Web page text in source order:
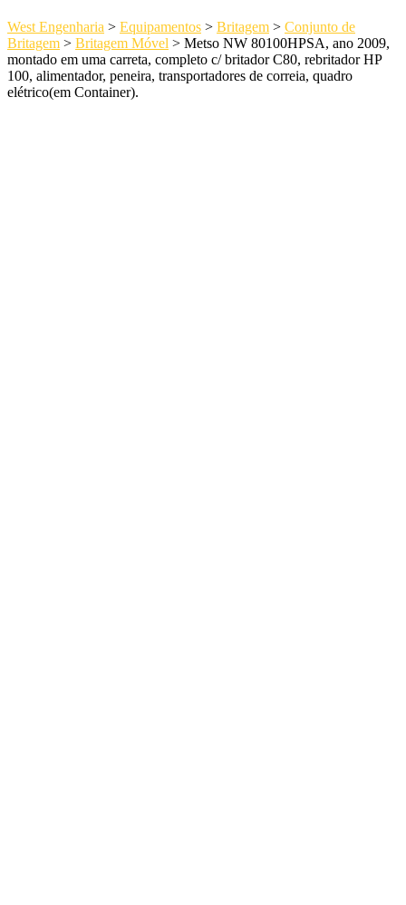
West Engenharia > Equipamentos > Britagem > Conjunto de
Britagem > Britagem Móvel > Metso NW 80100HPSA, ano 2009,
montado em uma carreta, completo c/ britador C80, rebritador HP
100, alimentador, peneira, transportadores de correia, quadro
elétrico(em Container).